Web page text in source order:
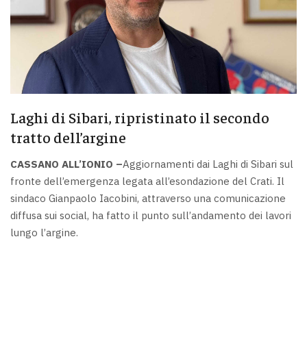
Laghi di Sibari, ripristinato il secondo
tratto dell’argine
CASSANO ALL’IONIO –Aggiornamenti dai Laghi di Sibari sul
fronte dell’emergenza legata all’esondazione del Crati. Il
sindaco Gianpaolo Iacobini, attraverso una comunicazione
diffusa sui social, ha fatto il punto sull’andamento dei lavori
lungo l’argine.